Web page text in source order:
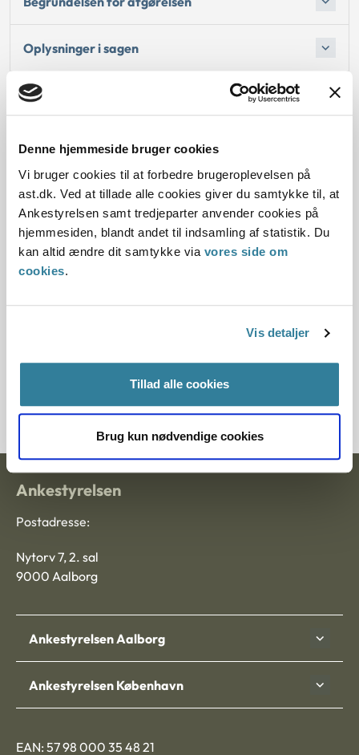
Denne hjemmeside bruger cookies
Vi bruger cookies til at forbedre brugeroplevelsen på
ast.dk. Ved at tillade alle cookies giver du samtykke til, at
Ankestyrelsen samt tredjeparter anvender cookies på
hjemmesiden, blandt andet til indsamling af statistik. Du
kan altid ændre dit samtykke via vores side om
cookies.
Vis detaljer
Tillad alle cookies
Brug kun nødvendige cookies
Oplysninger i sagen
02.10.2012
Offentliggørelsesdato
10.07.2013
Denne principafgørelse er kasseret den 15. juni 2016, da
den er erstattet af principafgørelse 21-16.
Paragraf
2100065-12
Ankestyrelsen
Postadresse:
Nytorv 7, 2. sal
9000 Aalborg
Ankestyrelsen Aalborg
Ankestyrelsen København
EAN: 57 98 000 35 48 21